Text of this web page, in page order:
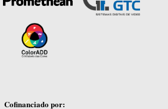
Cofinanciado por: